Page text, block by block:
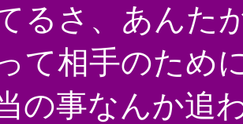
るさ、あんた
て相手のため
の事なんか追